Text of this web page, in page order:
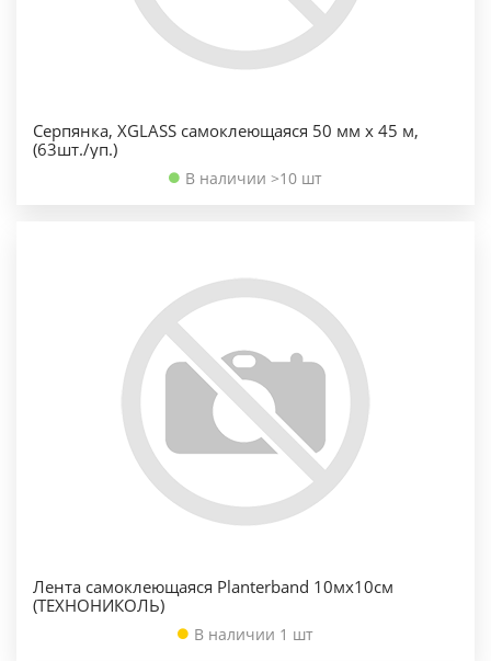
Серпянка, XGLASS самоклеющаяся 50 мм х 45 м,
(63шт./уп.)
В наличии >10 шт
Лента самоклеющаяся Planterband 10мх10см
(ТЕХНОНИКОЛЬ)
В наличии 1 шт